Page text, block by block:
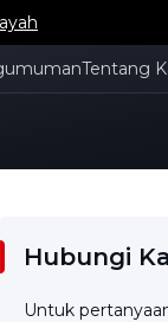
Tentang
Hubungi
Untuk